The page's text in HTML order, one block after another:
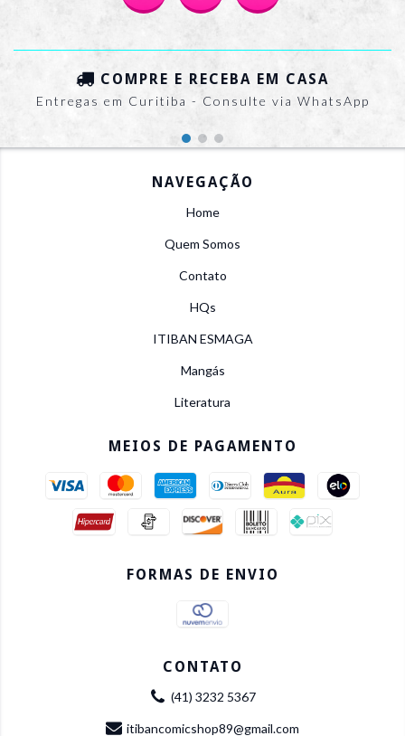
COMPRE E RECEBA EM CASA
Entregas em Curitiba - Consulte via WhatsApp
NAVEGAÇÃO
Home
Quem Somos
Contato
HQs
ITIBAN ESMAGA
Mangás
Literatura
MEIOS DE PAGAMENTO
FORMAS DE ENVIO
CONTATO
(41) 3232 5367
itibancomicshop89@gmail.com